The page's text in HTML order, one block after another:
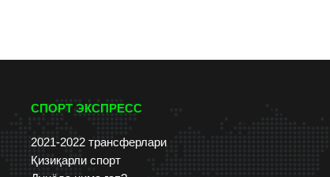
СПОРТ ЭКСПРЕСС
2021-2022 трансферлари
Қизиқарли спорт